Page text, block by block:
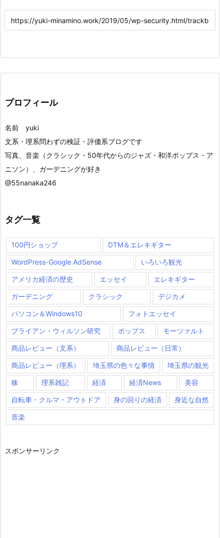
プロフィール
名前 yuki
文系・理系問わずの検証・評価系ブログです
写真、音楽（クラシック・50年代からのジャズ・和洋ポップス・ア
ニソン）、ガーデニングが好き
@55nanaka246
タグ一覧
100円ショップ DTM＆エレキギター
WordPress-Google AdSense いろいろ観光
アメリカ経済の歴史 エッセイ エレキギター
ガーデニング クラシック デジカメ
パソコン＆Windows10 フォトエッセイ
ブライアン・ウィルソン研究 ポップス モーツァルト
商品レビュー（文系） 商品レビュー（日常）
商品レビュー（理系） 埼玉県の色々な事情 埼玉県の観光
株 理系雑記 経済 経済News 美容
自転車・クルマ・アウトドア 身の回りの経済 身近な自然
音楽
スポンサーリンク